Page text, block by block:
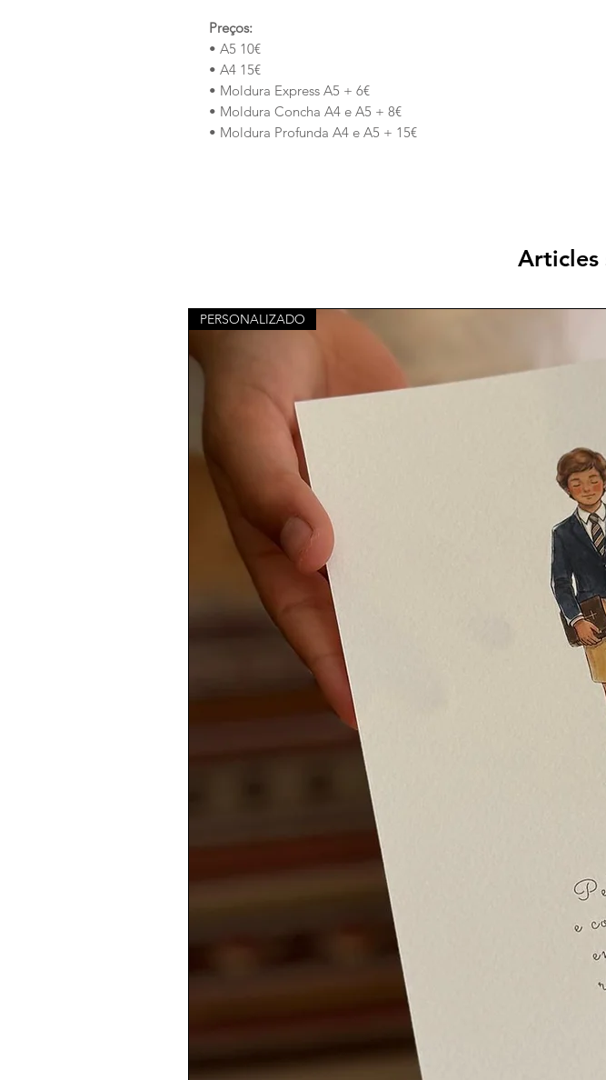
Preços:
• A5 10€
• A4 15€
• Moldura Express A5 + 6€
• Moldura Concha A4 e A5 + 8€
• Moldura Profunda A4 e A5 + 15€
Articles
PERSONALIZADO